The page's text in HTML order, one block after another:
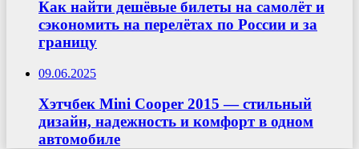
Как найти дешёвые билеты на самолёт и
сэкономить на перелётах по России и за
границу
09.06.2025
Хэтчбек Mini Cooper 2015 — стильный
дизайн, надежность и комфорт в одном
автомобиле